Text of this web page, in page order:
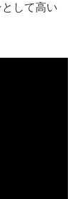
して高い